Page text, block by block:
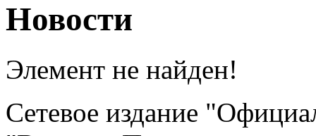
Новости
Элемент не найден!
Сетевое издание